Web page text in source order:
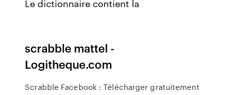
Le dictionnaire contient la
scrabble mattel -
Logitheque.com
Scrabble Facebook : Télécharger gratuitement